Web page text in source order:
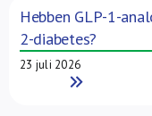
Hebben GLP-1-
2-diabetes?
23 juli 2026
Read More